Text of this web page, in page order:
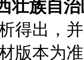
壮族自
得出，
版本为